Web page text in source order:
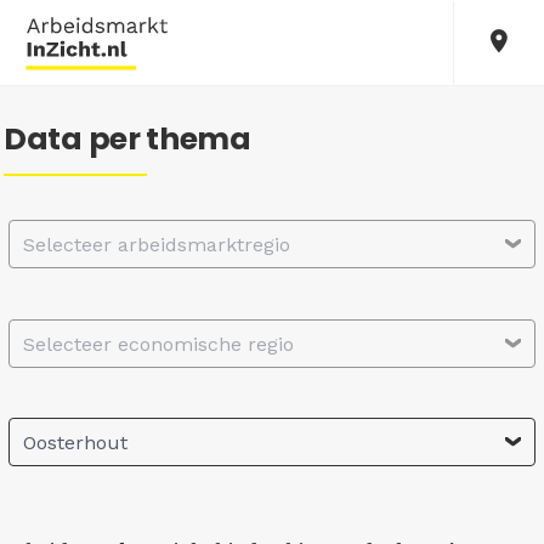
Data per thema
Selecteer arbeidsmarktregio
Selecteer economische regio
Oosterhout